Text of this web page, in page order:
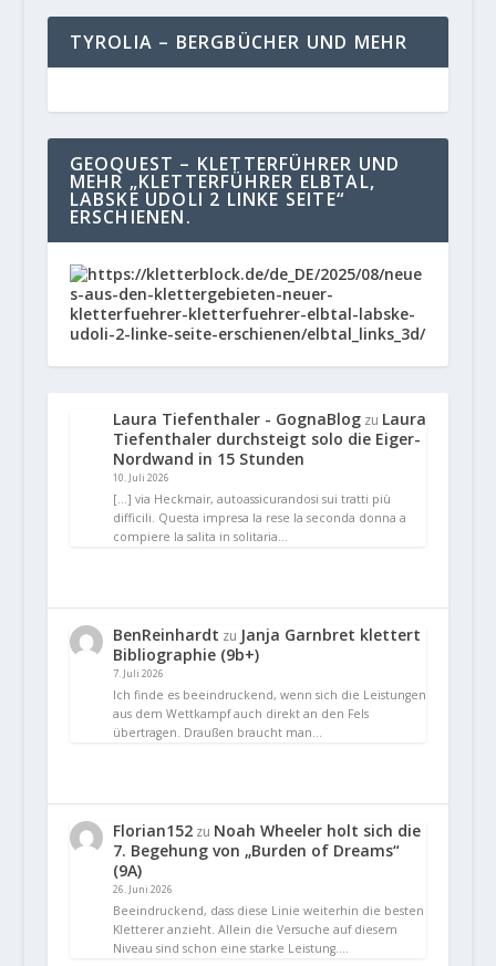
TYROLIA – BERGBÜCHER UND MEHR
GEOQUEST – KLETTERFÜHRER UND
MEHR „KLETTERFÜHRER ELBTAL,
LABSKE UDOLI 2 LINKE SEITE“
ERSCHIENEN.
Laura Tiefenthaler - GognaBlogzu Laura
Tiefenthaler durchsteigt solo die Eiger-
Nordwand in 15 Stunden
10. Juli 2026
[…] via Heckmair, autoassicurandosi sui tratti più
difficili. Questa impresa la rese la seconda donna a
compiere la salita in solitaria…
BenReinhardt zu Janja Garnbret klettert
Bibliographie (9b+)
7. Juli 2026
Ich finde es beeindruckend, wenn sich die Leistungen
aus dem Wettkampf auch direkt an den Fels
übertragen. Draußen braucht man…
Florian152zu Noah Wheeler holt sich die
7. Begehung von „Burden of Dreams“
(9A)
26. Juni 2026
Beeindruckend, dass diese Linie weiterhin die besten
Kletterer anzieht. Allein die Versuche auf diesem
Niveau sind schon eine starke Leistung.…